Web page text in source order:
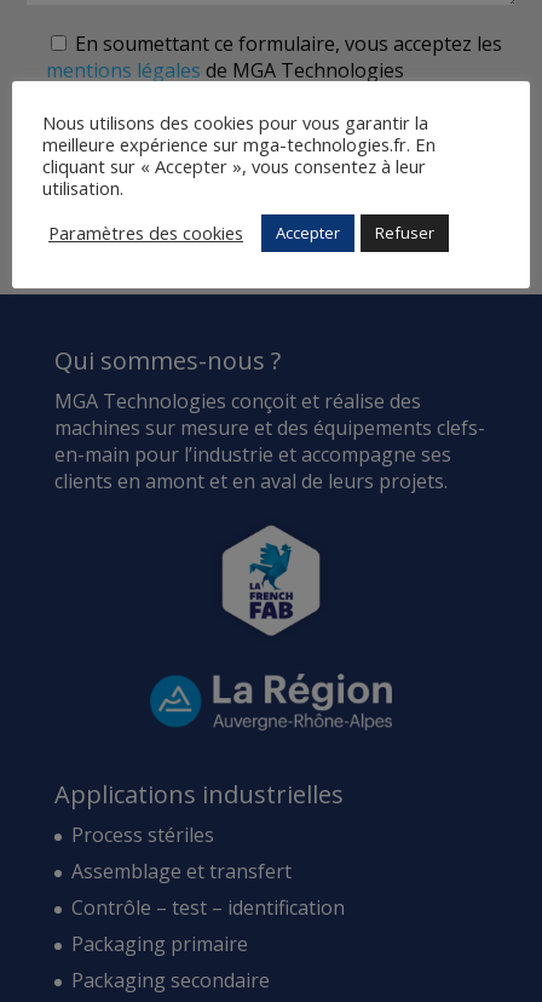
En soumettant ce formulaire, vous acceptez les
mentions légales de MGA Technologies
*Saisie obligatoire
Qui sommes-nous ?
MGA Technologies conçoit et réalise des
machines sur mesure et des équipements clefs-
en-main pour l’industrie et accompagne ses
clients en amont et en aval de leurs projets.
Applications industrielles
Process stériles
Assemblage et transfert
Contrôle – test – identification
Packaging primaire
Packaging secondaire
Nous utilisons des cookies pour vous garantir la
meilleure expérience sur mga-technologies.fr. En
cliquant sur « Accepter », vous consentez à leur
utilisation.
Paramètres des cookies
Accepter Refuser